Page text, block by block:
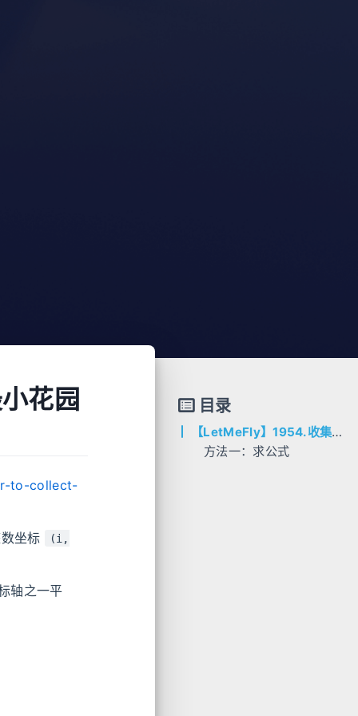
花园
to-collect-
坐标 (i,
轴之一平
目录
【LetMeFly】1954.收集足够苹果的最小花园周长：数学O(1)的做法
方法一：求公式